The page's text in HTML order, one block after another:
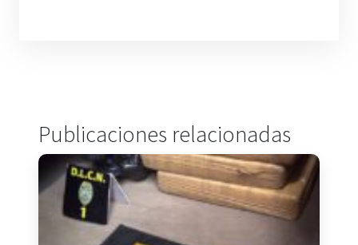
Publicaciones relacionadas